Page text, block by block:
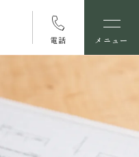
電話 メニュー